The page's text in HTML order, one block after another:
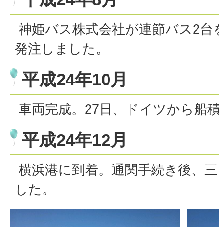
神姫バス株式会社が連節バス2
発注しました。
平成24年10月
車両完成。27日、ドイツから船
平成24年12月
横浜港に到着。通関手続き後、
した。